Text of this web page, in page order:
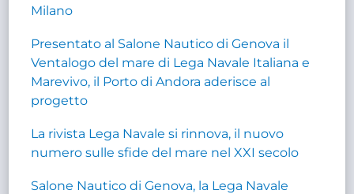
Milano
Presentato al Salone Nautico di Genova il
Ventalogo del mare di Lega Navale Italiana e
Marevivo, il Porto di Andora aderisce al
progetto
La rivista Lega Navale si rinnova, il nuovo
numero sulle sfide del mare nel XXI secolo
Salone Nautico di Genova, la Lega Navale